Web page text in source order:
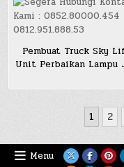
Pembuat Truck Sky
Unit Perbaikan Lampu
pagination
1 2
Menu